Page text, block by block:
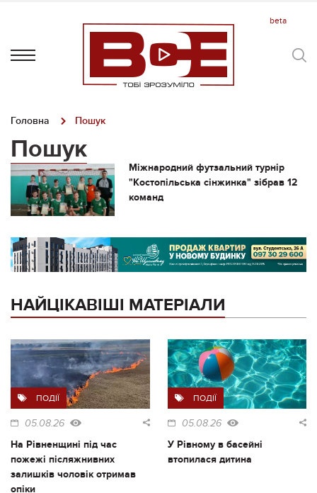
Головна Пошук
Пошук
Міжнародний футзальний турнір
"Костопільська сінжинка" зібрав 12
команд
НАЙЦІКАВІШІ МАТЕРІАЛИ
ПОДІЇ
05.08.26
На Рівненщині під час
пожежі післяжнивних
залишків чоловік отримав
опіки
ПОДІЇ
05.08.26
У Рівному в басейні
втопилася дитина